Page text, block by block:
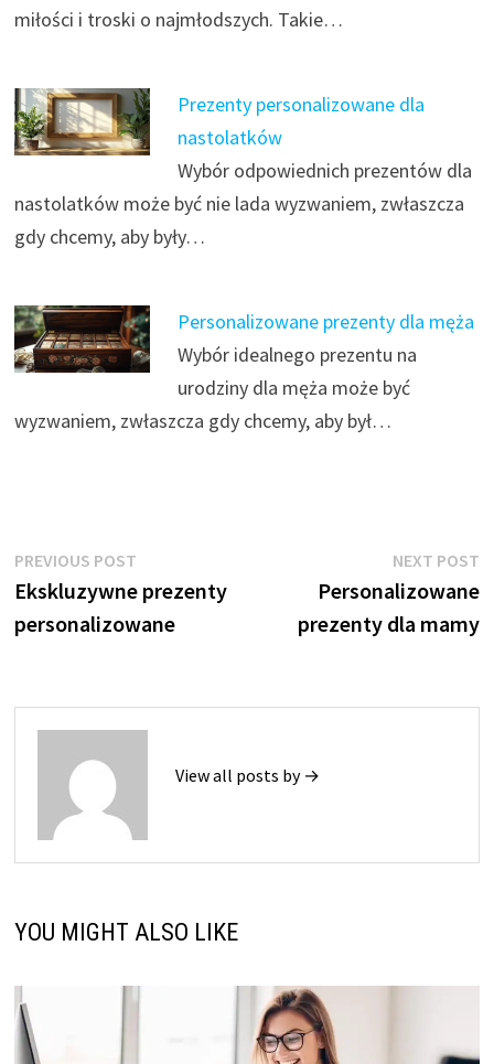
miłości i troski o najmłodszych. Takie…
Prezenty personalizowane dla
nastolatków
Wybór odpowiednich prezentów dla
nastolatków może być nie lada wyzwaniem, zwłaszcza
gdy chcemy, aby były…
Personalizowane prezenty dla męża
Wybór idealnego prezentu na
urodziny dla męża może być
wyzwaniem, zwłaszcza gdy chcemy, aby był…
Nawigacja
wpisu
PREVIOUS POSTPrevious
post:
Ekskluzywne prezenty
personalizowane
NEXT POST
Personalizowane
prezenty dla mamy
View all posts by →
YOU MIGHT ALSO LIKE